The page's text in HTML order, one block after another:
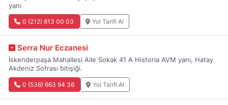
yanı
0 (212) 813 00 03 Yol Tarifi Al
Serra Nur Eczanesi
İskenderpaşa Mahallesi Aile Sokak 41 A Historia AVM yanı, Hatay
Akdeniz Sofrası bitişiği.
0 (536) 663 94 36 Yol Tarifi Al